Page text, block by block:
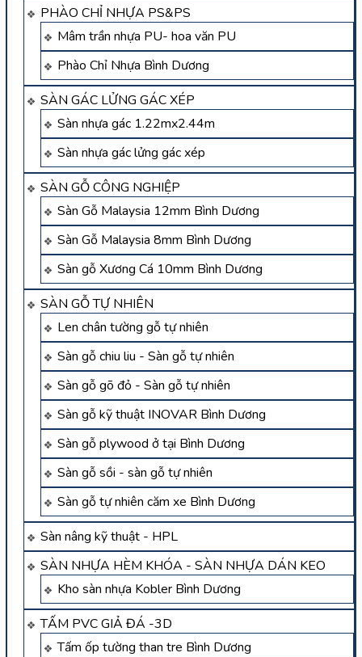
PHÀO CHỈ NHỰA PS&PS
Mâm trần nhựa PU- hoa văn PU
Phào Chỉ Nhựa Bình Dương
SÀN GÁC LỬNG GÁC XÉP
Sàn nhựa gác 1.22mx2.44m
Sàn nhựa gác lửng gác xép
SÀN GỖ CÔNG NGHIỆP
Sàn Gỗ Malaysia 12mm Bình Dương
Sàn Gỗ Malaysia 8mm Bình Dương
Sàn gỗ Xương Cá 10mm Bình Dương
SÀN GỖ TỰ NHIÊN
Len chân tường gỗ tự nhiên
Sàn gỗ chiu liu - Sàn gỗ tự nhiên
Sàn gỗ gõ đỏ - Sàn gỗ tự nhiên
Sàn gỗ kỹ thuật INOVAR Bình Dương
Sàn gỗ plywood ở tại Bình Dương
Sàn gỗ sồi - sàn gỗ tự nhiên
Sàn gỗ tự nhiên căm xe Bình Dương
Sàn nâng kỹ thuật - HPL
SÀN NHỰA HÈM KHÓA - SÀN NHỰA DÁN KEO
Kho sàn nhựa Kobler Bình Dương
TẤM PVC GIẢ ĐÁ -3D
Tấm ốp tường than tre Bình Dương